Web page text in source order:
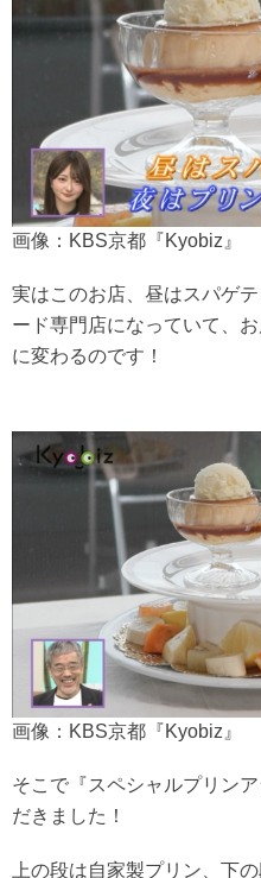
画像：KBS京都『Kyobiz』
実はこのお店、昼はスパゲ
ード専門店になっていて、
に変わるのです！
画像：KBS京都『Kyobiz』
そこで『スペシャルプリン
だきました！
上の段は自家製プリン、下